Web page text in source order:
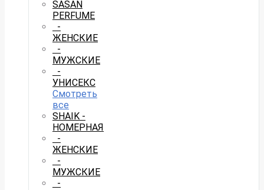
SASAN
PERFUME
-
ЖЕНСКИЕ
-
МУЖСКИЕ
-
УНИСЕКС
Смотреть
все
SHAIK -
НОМЕРНАЯ
-
ЖЕНСКИЕ
-
МУЖСКИЕ
-